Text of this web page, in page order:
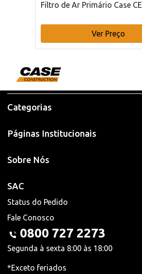
Filtro de Ar Primário Case CE
Ver Preço
Categorias
Páginas Institucionais
Sobre Nós
SAC
Status do Pedido
Fale Conosco
0800 727 2273
Segunda à sexta 8:00 às 18:00
*Exceto feriados